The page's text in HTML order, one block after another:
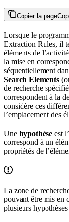
Copier la page
Lorsque le
Extraction Rules, il
éléments de
la mise en
séquentiellement
Search Elements
de recherche
correspondent à la
considère ces
l’emplacement des
Une hypothèse est
correspond à un
propriétés de
La zone de
pouvant être mis en
plusieurs